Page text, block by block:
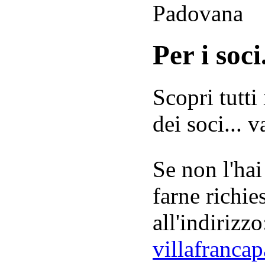
Padovana
Per i
Scopri tutti
dei soci...
Se non
farne